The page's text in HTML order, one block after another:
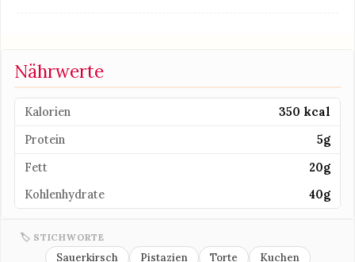
Nährwerte
Kalorien
350 kcal
Protein
5g
Fett
20g
Kohlenhydrate
40g
🏷 STICHWORTE
Sauerkirsch Pistazien Torte
Kuchen